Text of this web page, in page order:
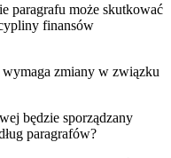
paragrafu może skutkować
finansów
zmiany w związku
będzie sporządzany
paragrafów?